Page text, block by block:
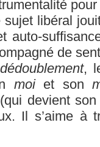
pour
libéral
auto-
de
dédoublement,
moiet son
(qui devient
Il s’aime à